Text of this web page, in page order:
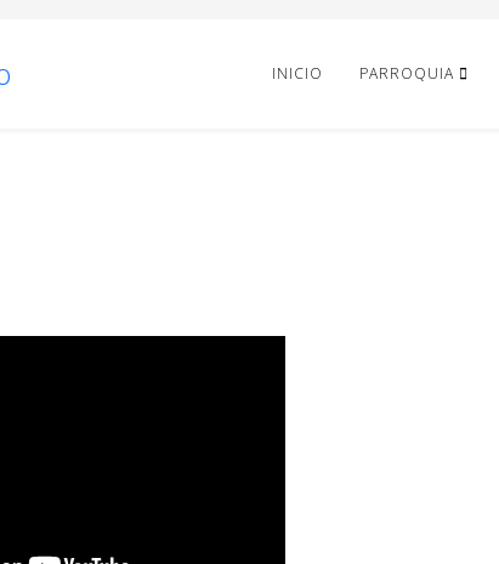
INICIO PARROQUIA